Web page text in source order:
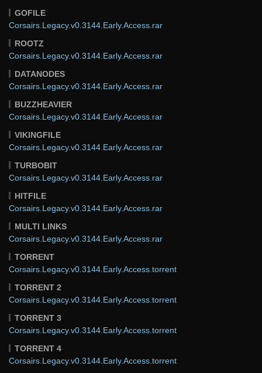
GOFILE
Corsairs.Legacy.v0.3144.Early.Access.rar
ROOTZ
Corsairs.Legacy.v0.3144.Early.Access.rar
DATANODES
Corsairs.Legacy.v0.3144.Early.Access.rar
BUZZHEAVIER
Corsairs.Legacy.v0.3144.Early.Access.rar
VIKINGFILE
Corsairs.Legacy.v0.3144.Early.Access.rar
TURBOBIT
Corsairs.Legacy.v0.3144.Early.Access.rar
HITFILE
Corsairs.Legacy.v0.3144.Early.Access.rar
MULTI LINKS
Corsairs.Legacy.v0.3144.Early.Access.rar
TORRENT
Corsairs.Legacy.v0.3144.Early.Access.torrent
TORRENT 2
Corsairs.Legacy.v0.3144.Early.Access.torrent
TORRENT 3
Corsairs.Legacy.v0.3144.Early.Access.torrent
TORRENT 4
Corsairs.Legacy.v0.3144.Early.Access.torrent